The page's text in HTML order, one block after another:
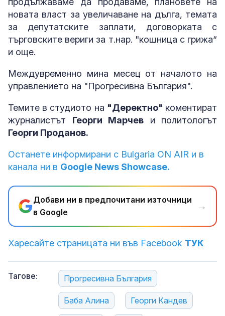
новата власт за увеличаване на дълга, темата
за депутатските заплати, договорката с
търговските вериги за т.нар. "кошница с грижа“
и още.
Междувременно мина месец от началото на
управлението на "Прогресивна България".
Темите в студиото на "Деректно" коментират
журналистът Георги Марчев и политологът
Георги Проданов.
Останете информирани с Bulgaria ON AIR и в
канала ни в Google News Showcase.
Добави ни в предпочитани източници
в Google
→
Харесайте страницата ни във Facebook ТУК
Тагове: Прогресивна България
Баба Алина Георги Кандев